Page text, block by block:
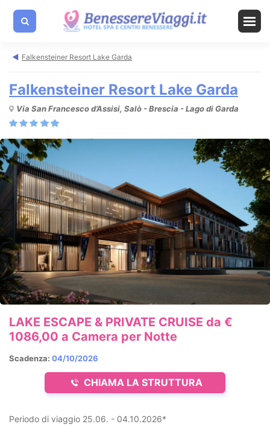
Falkensteiner Resort Lake Garda
Falkensteiner Resort Lake Garda
Via San Francesco d’Assisi, Salò - Brescia - Lago di Garda
CHIAMA LA STRUTTURA
Scadenza: 04/10/2026
LAKE ESCAPE & PRIVATE CRUISE da €
1086,00 a Camera per Notte
Periodo di viaggio 25.06. - 04.10.2026*